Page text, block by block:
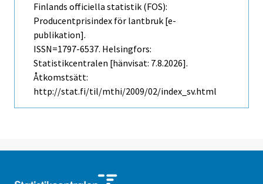
Finlands officiella statistik (FOS):
Producentprisindex för lantbruk [e-
publikation].
ISSN=1797-6537. Helsingfors:
Statistikcentralen [hänvisat: 7.8.2026].
Åtkomstsätt:
http://stat.fi/til/mthi/2009/02/index_sv.html